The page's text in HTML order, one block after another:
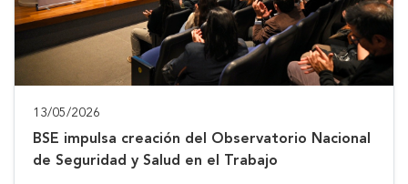
13/05/2026
BSE impulsa creación del Observatorio Nacional
de Seguridad y Salud en el Trabajo